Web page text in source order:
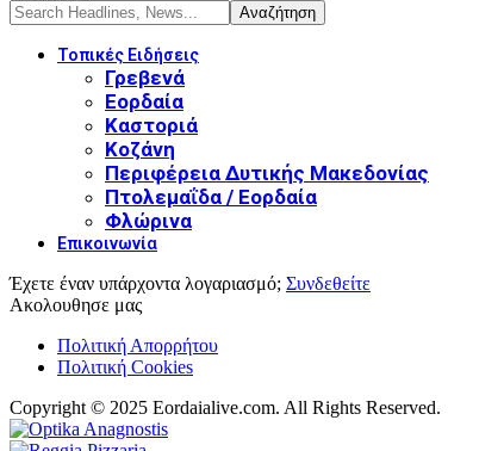
Τοπικές Ειδήσεις
Γρεβενά
Εορδαία
Καστοριά
Κοζάνη
Περιφέρεια Δυτικής Μακεδονίας
Πτολεμαΐδα / Εορδαία
Φλώρινα
Επικοινωνία
Έχετε έναν υπάρχοντα λογαριασμό; Συνδεθείτε
Ακολουθησε μας
Πολιτική Απορρήτου
Πολιτική Cookies
Copyright © 2025 Eordaialive.com. All Rights Reserved.